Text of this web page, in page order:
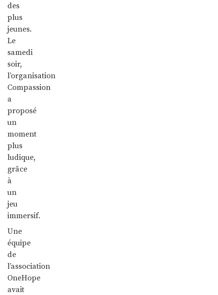
des
plus
jeunes.
Le
samedi
soir,
l’organisation
Compassion
a
proposé
un
moment
plus
ludique,
grâce
à
un
jeu
immersif.
Une
équipe
de
l’association
OneHope
avait